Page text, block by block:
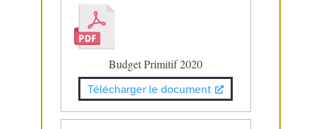
Budget Primitif 2020
Télécharger le document